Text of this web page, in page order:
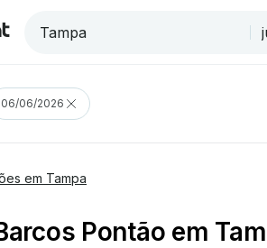
06/06/2026
em Tampa
Pontão em